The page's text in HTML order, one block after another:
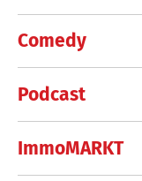
Comedy
Podcast
ImmoMARKT